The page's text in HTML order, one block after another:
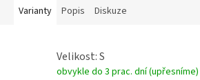
Varianty Popis Diskuze
Velikost: S
obvykle do 3 prac. dní (upřesníme)